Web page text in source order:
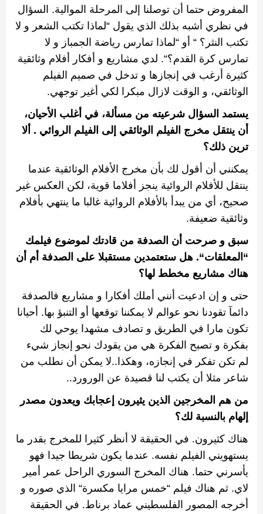
المفروض حتما أن توصلنا إلى المرحلة الموالية. السؤال
في نظري أشبه بذلك الذي يقول “لماذا تكتب الشعر و لا
تكتب النثر؟ “ أو “لماذا تمارس رياضة الجمباز و لا
تمارس كرة القدم؟“
. لدي مشاريع و أفكار أفلام وثائقية
كثيرة أرغب في إنجازها و تدخل في صميم الفيلم
الوثائقي، و الوقت لازال مبكرا لكي أغير توجهي.
يستمد السؤال شرعيته من مسألة، في أغلب الأحيان،
أن ينتقل مخرج الفيلم الوثائقي إلى الفيلم الروائي . ألا
ترين ذلك؟
يمكنني أن أقول لك بأن مخرج الأفلام الوثائقية عندما
ينتقل للأفلام الروائية ينجز أفلاما قوية، لكن العكس غير
صحيح، أي من يبدأ بالأفلام الروائية غالبا ما ينتهي بأفلام
وثائقية ضعيفة.
سبق و صرحت أن الصدفة من قادتك لموضوع فيلمك
“ المعلقات“
. هل ستعتمدين مستقبلا على الصدفة أم أن
هناك مشاريع مخطط لها؟
حتى و إن ادعيت أنني أملك أفكارا و مشاريع فالصدفة
دائمآ تقودنا نحو عوالم لا يمكننا توقعها أو التنبؤ بها. أحيانا
تكون مارا في الطريق و تصادف مشهدا يوحي لك
بفكرة و تصبح الفكرة هي من يقودك نحو إنجاز شيء
لم تكن تفكر في إنجازه، وهكذا..لا يمكن أن نطلب من
شاعر مثلا أن يكتب لنا قصيدة عن الورورد..
من هم المخرجين الذين يثيرون إعجابك ويعدون مصدر
إلهام بالنسبة لك؟
هناك كثيرون. في الحقيقة لا أنظر كثيرا للمخرج بقدر ما
يستهويني الفيلم نفسه. عندما يكون شريطا جيدا فهو
يأسرني حتما. هناك المخرج السوري الراحل عمر أمير
لاي. ثم هناك فيلم “خمس مرايا مكسرة“ الذي صوره و
أخرجه المصور الفلسطيني عماد برناط. في الحقيقة